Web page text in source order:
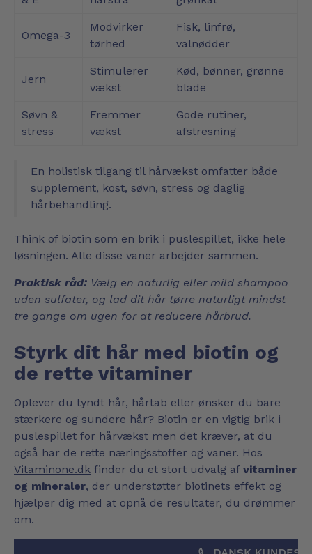
Omega-3
Modvirker
tørhed
Fisk, linfrø,
valnødder
Jern
Stimulerer
vækst
Kød, bønner, grønne
blade
Søvn &
stress
Fremmer
vækst
Gode rutiner,
afstresning
En holistisk tilgang til hårvækst omfatter både
supplement, kost, søvn, stress og daglig
hårbehandling.
Think of biotin som en brik i puslespillet, ikke hele
løsningen. Alle disse vaner arbejder sammen.
Praktisk råd: Vælg en naturlig eller mild shampoo
uden sulfater, og lad dit hår tørre naturligt mindst
tre gange om ugen for at reducere hårbrud.
Styrk dit hår med biotin og
de rette vitaminer
Oplever du tyndt hår, hårtab eller ønsker du bare
stærkere og sundere hår? Biotin er en vigtig brik i
puslespillet for hårvækst men det kræver, at du
også har de rette næringsstoffer og vaner. Hos
Vitaminone.dk finder du et stort udvalg af vitaminer
og mineraler, der understøtter biotinets effekt og
hjælper dig med at opnå de resultater, du drømmer
om.